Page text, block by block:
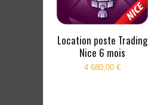
Location poste Trading
Nice 6 mois
4 680,00 €